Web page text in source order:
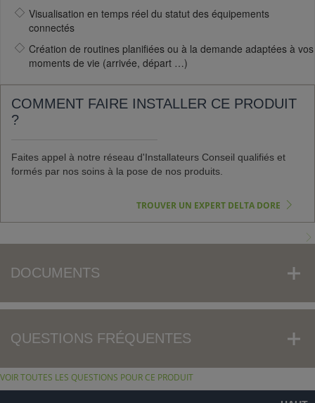
Visualisation en temps réel du statut des équipements
connectés
Création de routines planifiées ou à la demande adaptées à vos
moments de vie (arrivée, départ …)
COMMENT FAIRE INSTALLER CE PRODUIT
?
Faites appel à notre réseau d'Installateurs Conseil qualifiés et
formés par nos soins à la pose de nos produits.
TROUVER UN EXPERT DELTA DORE
DOCUMENTS
QUESTIONS FRÉQUENTES
VOIR TOUTES LES QUESTIONS POUR CE PRODUIT